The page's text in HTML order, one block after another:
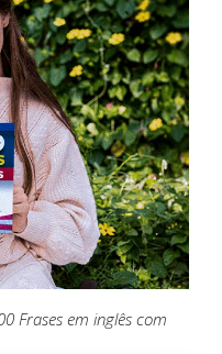
Frases em inglês com